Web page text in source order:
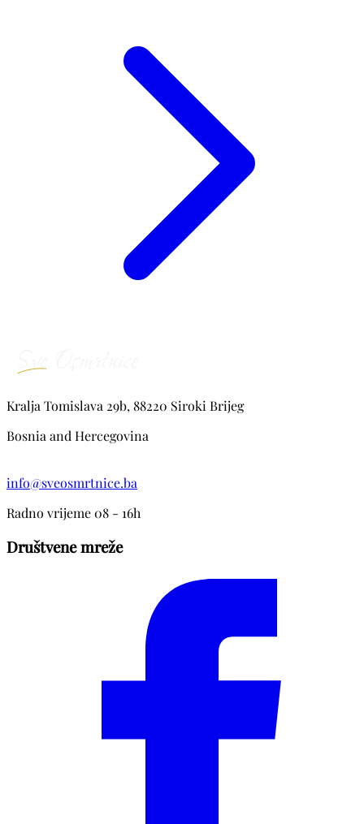
Kralja Tomislava 29b, 88220 Siroki Brijeg
Bosnia and Hercegovina
info@sveosmrtnice.ba
Radno vrijeme 08 - 16h
Društvene mreže